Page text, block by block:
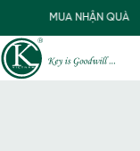
MUA NHẬN QUÀ